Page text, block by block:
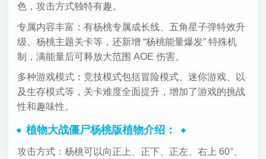
色，攻击方式独特有趣。
专属内容丰富：有杨桃专属成长线、五角星子弹特效升
级、杨桃主题关卡等，还新增 “杨桃能量爆发” 特殊机
制，满能量后可释放大范围 AOE 伤害。
多种游戏模式：竞技模式包括冒险模式、迷你游戏、以
及生存模式等，关卡难度全面提升，增加了游戏的挑战
性和趣味性。
植物大战僵尸杨桃版植物介绍：
攻击方式：杨桃可以向正上、正下、正左、右上 60°、